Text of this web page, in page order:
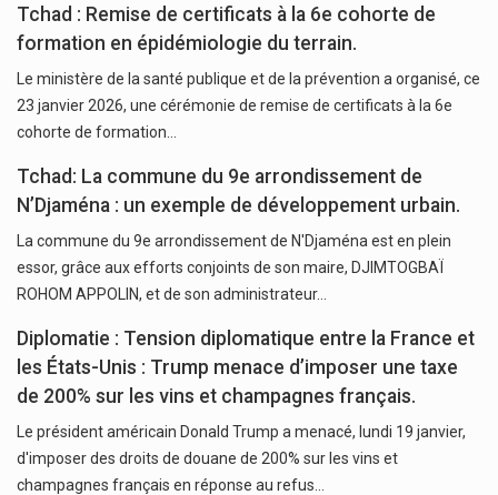
Tchad : Remise de certificats à la 6e cohorte de
formation en épidémiologie du terrain.
Le ministère de la santé publique et de la prévention a organisé, ce
23 janvier 2026, une cérémonie de remise de certificats à la 6e
cohorte de formation…
Tchad: La commune du 9e arrondissement de
N’Djaména : un exemple de développement urbain.
La commune du 9e arrondissement de N'Djaména est en plein
essor, grâce aux efforts conjoints de son maire, DJIMTOGBAÏ
ROHOM APPOLIN, et de son administrateur…
Diplomatie : Tension diplomatique entre la France et
les États-Unis : Trump menace d’imposer une taxe
de 200% sur les vins et champagnes français.
Le président américain Donald Trump a menacé, lundi 19 janvier,
d'imposer des droits de douane de 200% sur les vins et
champagnes français en réponse au refus…